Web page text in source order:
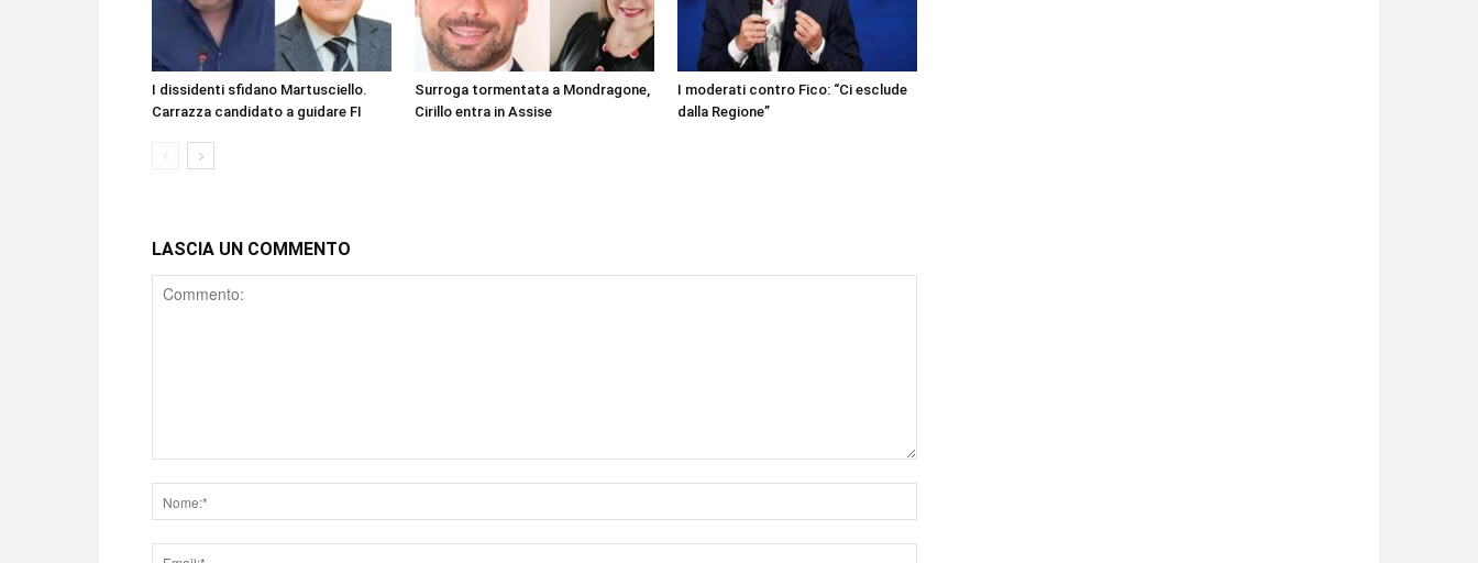
I dissidenti sfidano Martusciello.
Carrazza candidato a guidare FI
Surroga tormentata a Mondragone,
Cirillo entra in Assise
I moderati contro Fico: “Ci esclude
dalla Regione”
LASCIA UN COMMENTO
Comment
Nome
Email